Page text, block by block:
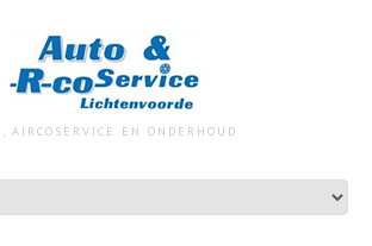
AIRCOSERVICE EN ONDERHOUD